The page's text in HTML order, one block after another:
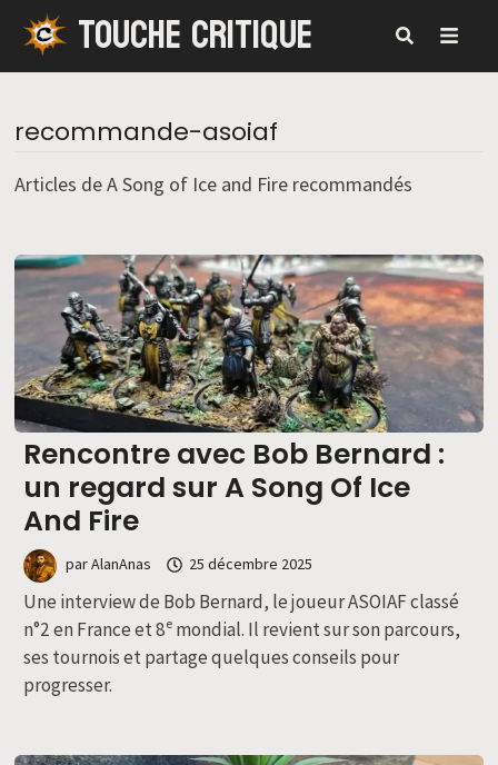
Passer
contenu
TOUCHE CRITIQUE
recommande-asoiaf
Articles de A Song of Ice and Fire recommandés
Rencontre avec Bob Bernard :
un regard sur A Song Of Ice
And Fire
parAlanAnas 25 décembre 2025
Une interview de Bob Bernard, le joueur ASOIAF classé
n°2 en France et 8ᵉ mondial. Il revient sur son parcours,
ses tournois et partage quelques conseils pour
progresser.